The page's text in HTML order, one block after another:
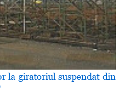
la giratoriul suspendat din